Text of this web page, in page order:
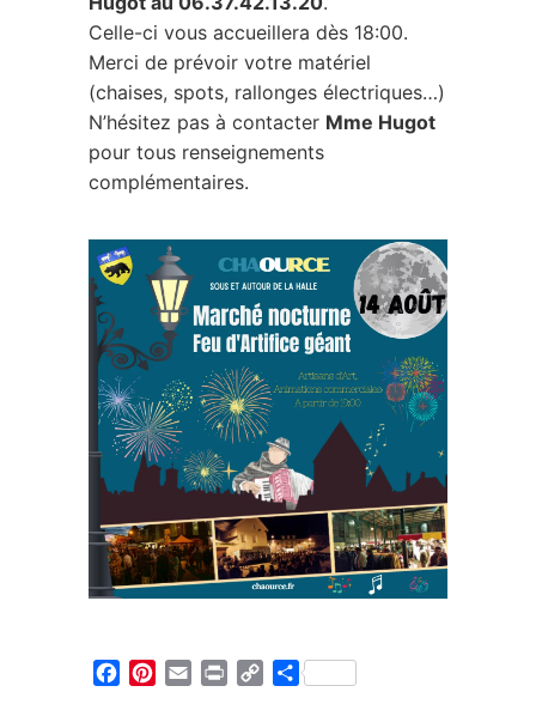
Celle-ci vous accueillera dès 18:00.
Merci de prévoir votre matériel
(chaises, spots, rallonges électriques…)
N’hésitez pas à contacter Mme Hugot
pour tous renseignements
complémentaires.
Facebook
Pinterest
Email Print
CopyPartager